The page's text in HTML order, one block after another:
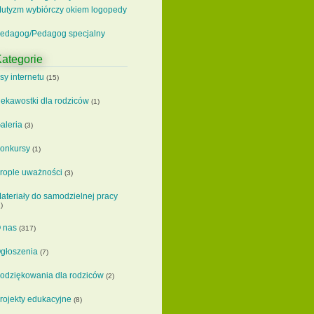
wybiórczy okiem logopedy
Pedagog specjalny
internetu (15)
dla rodziców(1)
(3)
(1)
uważności (3)
do samodzielnej pracy
nas(317)
(7)
dla rodziców(2)
edukacyjne (8)